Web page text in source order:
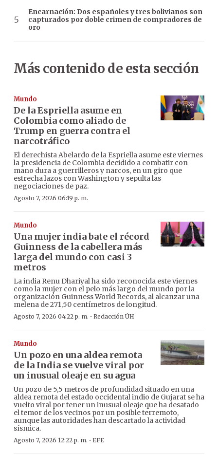
Encarnación: Dos españoles y tres bolivianos son
capturados por doble crimen de compradores de
oro
Más contenido de esta sección
Mundo
De la Espriella asume en
Colombia como aliado de
Trump en guerra contra el
narcotráfico
El derechista Abelardo de la Espriella asume este viernes
la presidencia de Colombia decidido a combatir con
mano dura a guerrilleros y narcos, en un giro que
estrecha lazos con Washington y sepulta las
negociaciones de paz.
Agosto 7, 2026 06:19 p. m.
Mundo
Una mujer india bate el récord
Guinness de la cabellera más
larga del mundo con casi 3
metros
La india Renu Dhariyal ha sido reconocida este viernes
como la mujer con el pelo más largo del mundo por la
organización Guinness World Records, al alcanzar una
melena de 271,50 centímetros de longitud.
Agosto 7, 2026 04:22 p. m. · Redacción ÚH
Mundo
Un pozo en una aldea remota
de la India se vuelve viral por
un inusual oleaje en su agua
Un pozo de 5,5 metros de profundidad situado en una
aldea remota del estado occidental indio de Gujarat se ha
vuelto viral por tener un inusual oleaje que ha desatado
el temor de los vecinos por un posible terremoto,
aunque las autoridades han descartado la actividad
sísmica.
Agosto 7, 2026 12:22 p. m. · EFE